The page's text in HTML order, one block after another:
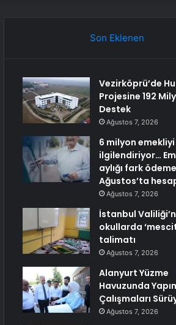
Son Eklenen
Vezirköprü’de
Projesine 192
Destek
Ağustos 7, 2026
6 milyon emekliyi
ilgilendiriyor…
aylığı fark
Ağustos’ta
Ağustos 7, 2026
İstanbul
okullarda
talimatı
Ağustos 7, 2026
Alanyurt Yüzme
Havuzunda
Çalışmaları
Ağustos 7, 2026